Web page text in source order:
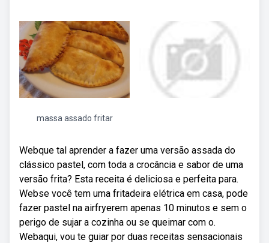
massa assado fritar
Webque tal aprender a fazer uma versão assada do
clássico pastel, com toda a crocância e sabor de uma
versão frita? Esta receita é deliciosa e perfeita para.
Webse você tem uma fritadeira elétrica em casa, pode
fazer pastel na airfryerem apenas 10 minutos e sem o
perigo de sujar a cozinha ou se queimar com o.
Webaqui, vou te guiar por duas receitas sensacionais